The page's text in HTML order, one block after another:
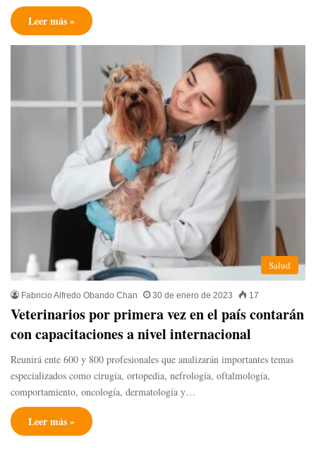
Leer más »
Salud
Fabricio Alfredo Obando Chan 30 de enero de 2023 17
Veterinarios por primera vez en el país contarán
con capacitaciones a nivel internacional
Reunirá ente 600 y 800 profesionales que analizarán importantes temas
especializados como cirugía, ortopedia, nefrología, oftalmología,
comportamiento, oncología, dermatología y…
Leer más »